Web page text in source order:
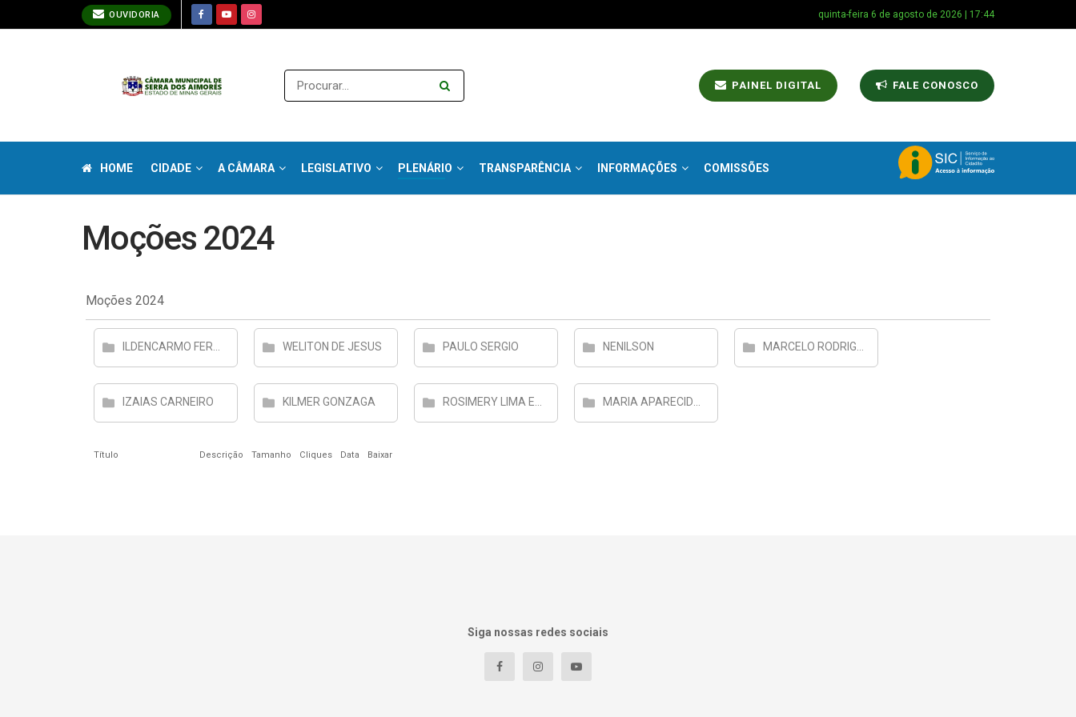
OUVIDORIA quinta-feira 6 de agosto de 2026 | 17:44
PAINEL DIGITAL FALE CONOSCO
HOME CIDADE A CÂMARA LEGISLATIVO PLENÁRIO TRANSPARÊNCIA INFORMAÇÕES COMISSÕES
Moções 2024
Moções 2024
ILDENCARMO FERRREIRA ROSA CARRIEIROS MOÇOES WELITON DE JESUS PAULO SERGIO NENILSON MARCELO RODRIGUES
IZAIAS CARNEIRO KILMER GONZAGA ROSIMERY LIMA ESPINDOLA MOÇOES MARIA APARECIDA DE JESUS SILVA MOÇOES
Título Descrição Tamanho Cliques Data Baixar
Siga nossas redes sociais